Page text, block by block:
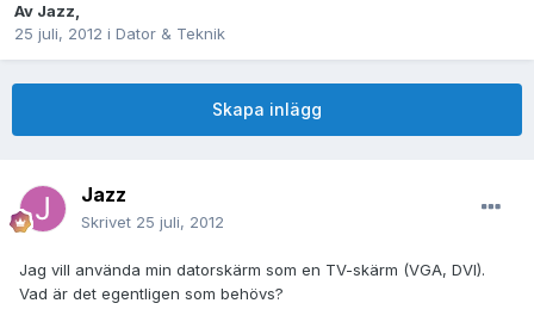
Av Jazz,
25 juli, 2012 i Dator & Teknik
Skapa inlägg
Jazz
Skrivet 25 juli, 2012
Jag vill använda min datorskärm som en TV-skärm (VGA, DVI).
Vad är det egentligen som behövs?